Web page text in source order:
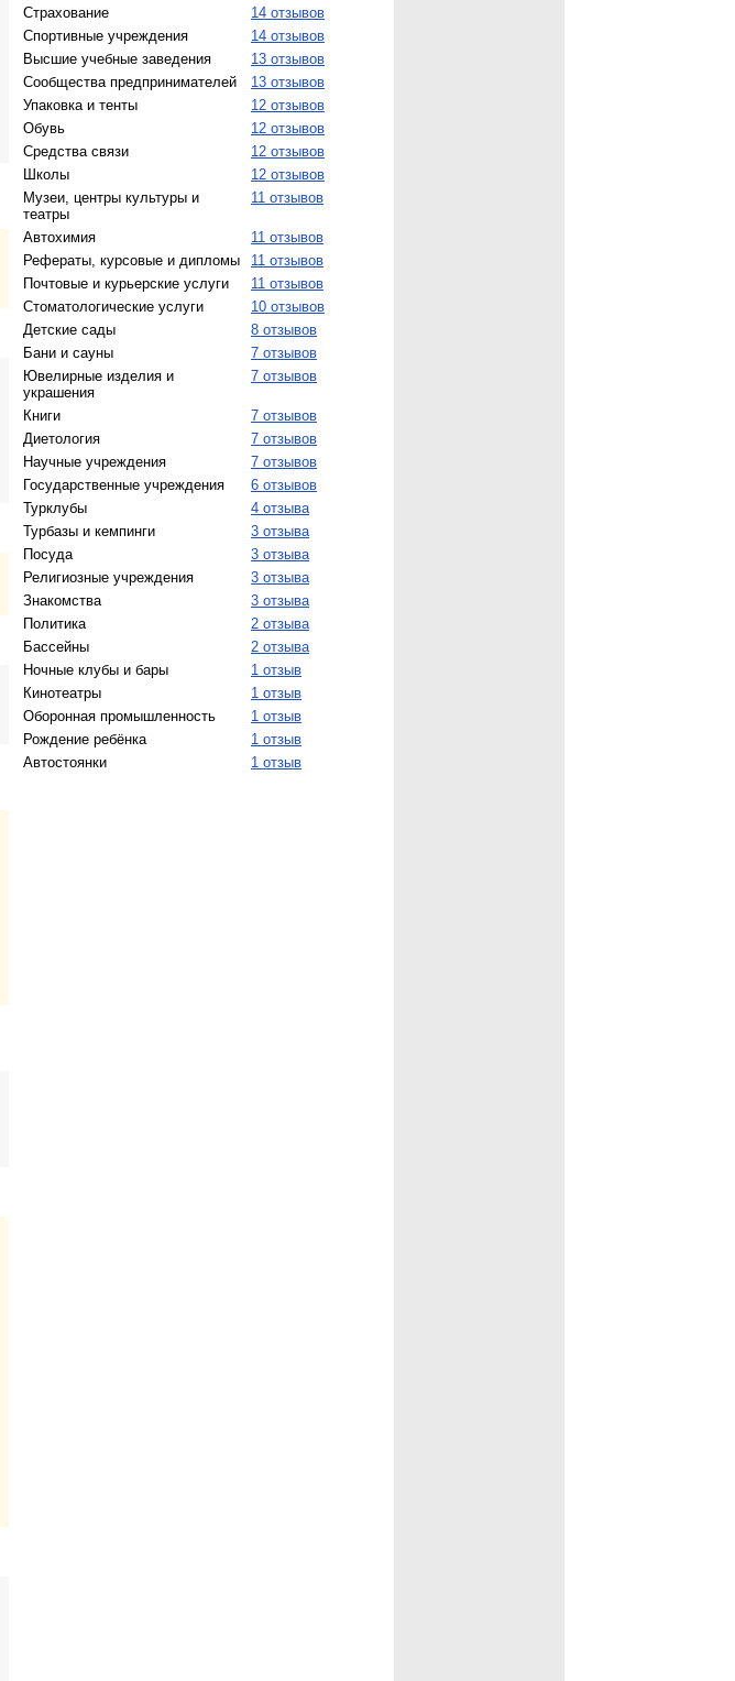
Страхование
14 отзывов
Спортивные учреждения
14 отзывов
Высшие учебные заведения
13 отзывов
Сообщества предпринимателей
13 отзывов
Упаковка и тенты
12 отзывов
Обувь
12 отзывов
Средства связи
12 отзывов
Школы
12 отзывов
Музеи, центры культуры и
театры
11 отзывов
Автохимия
11 отзывов
Рефераты, курсовые и дипломы
11 отзывов
Почтовые и курьерские услуги
11 отзывов
Стоматологические услуги
10 отзывов
Детские сады
8 отзывов
Бани и сауны
7 отзывов
Ювелирные изделия и
украшения
7 отзывов
Книги
7 отзывов
Диетология
7 отзывов
Научные учреждения
7 отзывов
Государственные учреждения
6 отзывов
Турклубы
4 отзыва
Турбазы и кемпинги
3 отзыва
Посуда
3 отзыва
Религиозные учреждения
3 отзыва
Знакомства
3 отзыва
Политика
2 отзыва
Бассейны
2 отзыва
Ночные клубы и бары
1 отзыв
Кинотеатры
1 отзыв
Оборонная промышленность
1 отзыв
Рождение ребёнка
1 отзыв
Автостоянки
1 отзыв